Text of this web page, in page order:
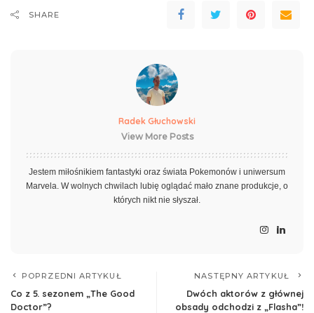
SHARE
Radek Głuchowski
View More Posts
Jestem miłośnikiem fantastyki oraz świata Pokemonów i uniwersum
Marvela. W wolnych chwilach lubię oglądać mało znane produkcje, o
których nikt nie słyszał.
POPRZEDNI ARTYKUŁ
Co z 5. sezonem „The Good
Doctor”?
NASTĘPNY ARTYKUŁ
Dwóch aktorów z głównej
obsady odchodzi z „Flasha”!